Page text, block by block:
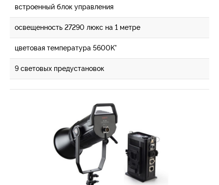
встроенный блок управления
освещенность 27290 люкс на 1 метре
цветовая температура 5600K°
9 световых предустановок